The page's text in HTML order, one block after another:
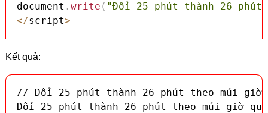
document . write ( "Đổi 25 phút thành 26
</script>
Kết quả:
// Đổi 25 phút thành 26 phút theo múi giờ
Đổi 25 phút thành 26 phút theo múi giờ